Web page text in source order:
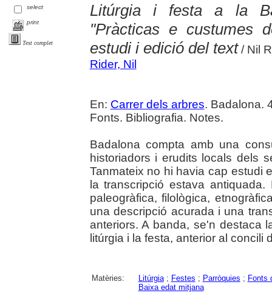
select
print
Text complet
Litúrgia i festa a la
"Pràcticas e custumes
estudi i edició del text/ Nil
Rider, Nil
En: Carrer dels arbres. Badalona.
Fonts. Bibliografia. Notes.
Badalona compta amb una
historiadors i erudits locals dels
Tanmateix no hi havia cap estudi
la transcripció estava
paleogràfica, filològica,
una descripció acurada i una
anteriors. A banda, se'n destaca
litúrgia i la festa, anterior al concili
Matèries: Litúrgia; Festes ; Parròquies ; Fonts
Baixa edat mitjana